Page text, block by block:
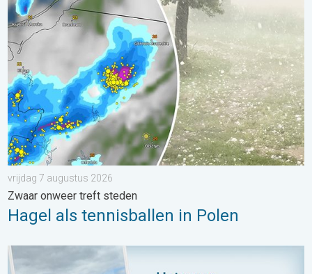
Hagel als tennisballen in Polen. Zwaar onweer treft steden. . .
vrijdag 7 augustus 2026
Zwaar onweer treft steden
Hagel als tennisballen in Polen
Impressies maken, momenten delen. Deel wat je ziet!. . .